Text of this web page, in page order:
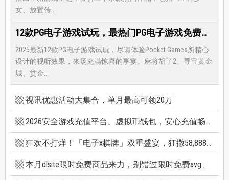
女、放置传...
12款PG电子游戏试玩，最热门PG电子游戏免费试玩，还有超多福利等著你
2025最新12款PG电子游戏试玩，尽请体验Pocket Games所精心
设计的视听效果，来场充满惊喜的享宴。麻将胡了2、寻宝黄金
城、赏金...
视讯优惠活动大集合，单月最高可领20万
2026安全游戏充值平台、虚拟币钱包，安心充值畅快游戏
狂欢不打烊！「电子x棋牌」双重盛宴，狂撒58,888巨额红利
本月dlsite限时免费商品来力，别错过限时免费avg成人游戏和免费插画集